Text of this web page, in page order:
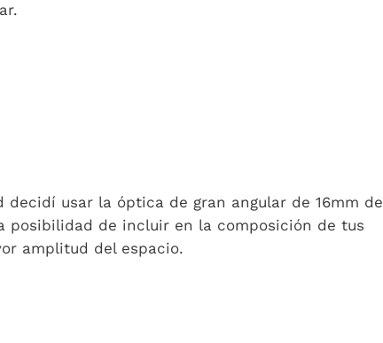
decidí usar la óptica de gran angular de 16mm de
posibilidad de incluir en la composición de tus
amplitud del espacio.